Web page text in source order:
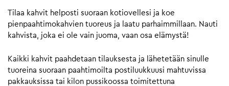
Tilaa kahvit helposti suoraan kotiovellesi ja koe
pienpaahtimokahvien tuoreus ja laatu parhaimmillaan. Nauti
kahvista, joka ei ole vain juoma, vaan osa elämystä!
Kaikki kahvit paahdetaan tilauksesta ja lähetetään sinulle
tuoreina suoraan paahtimoilta postiluukkuusi mahtuvissa
pakkauksissa tai kilon pussikoossa toimitettuna